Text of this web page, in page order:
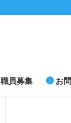
職員募集 お